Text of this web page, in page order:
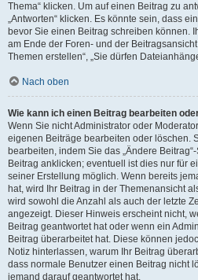
Thema“ klicken. Um auf einen Beitrag zu
„Antworten“ klicken. Es könnte sein, dass
bevor Sie einen Beitrag schreiben können.
am Ende der Foren- und der
Themen erstellen“, „Sie dürfen
Nach oben
Wie kann ich einen Beitrag bearbeiten
Wenn Sie nicht Administrator oder
eigenen Beiträge bearbeiten oder löschen.
bearbeiten, indem Sie das „Ändere
Beitrag anklicken; eventuell ist dies nur für
seiner Erstellung möglich. Wenn bereits
hat, wird Ihr Beitrag in der Themenansicht
wird sowohl die Anzahl als auch der letzte
angezeigt. Dieser Hinweis erscheint nicht,
Beitrag geantwortet hat oder wenn ein
Beitrag überarbeitet hat. Diese können
Notiz hinterlassen, warum Ihr Beitrag
dass normale Benutzer einen Beitrag nicht
jemand darauf geantwortet hat.